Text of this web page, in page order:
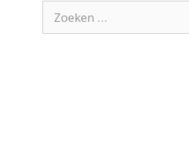
naar: